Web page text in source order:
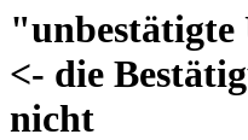
<- die
nicht